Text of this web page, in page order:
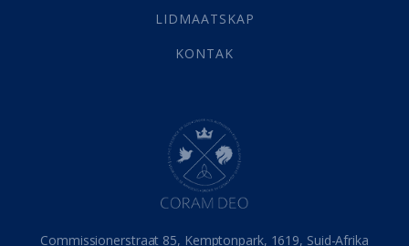
Werk(22)
(142)
Hemel (31)
Israel (14)
Millennium(1)
Oordeelsdag(19)
Verheerlikte liggaam
LIDMAATSKAP
KONTAK
Commissionerstraat 85, Kemptonpark, 1619, Suid-Afrika